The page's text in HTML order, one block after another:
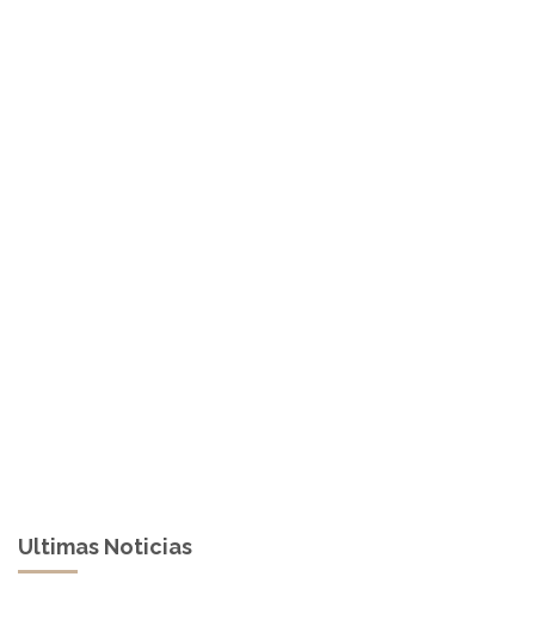
Ultimas Noticias